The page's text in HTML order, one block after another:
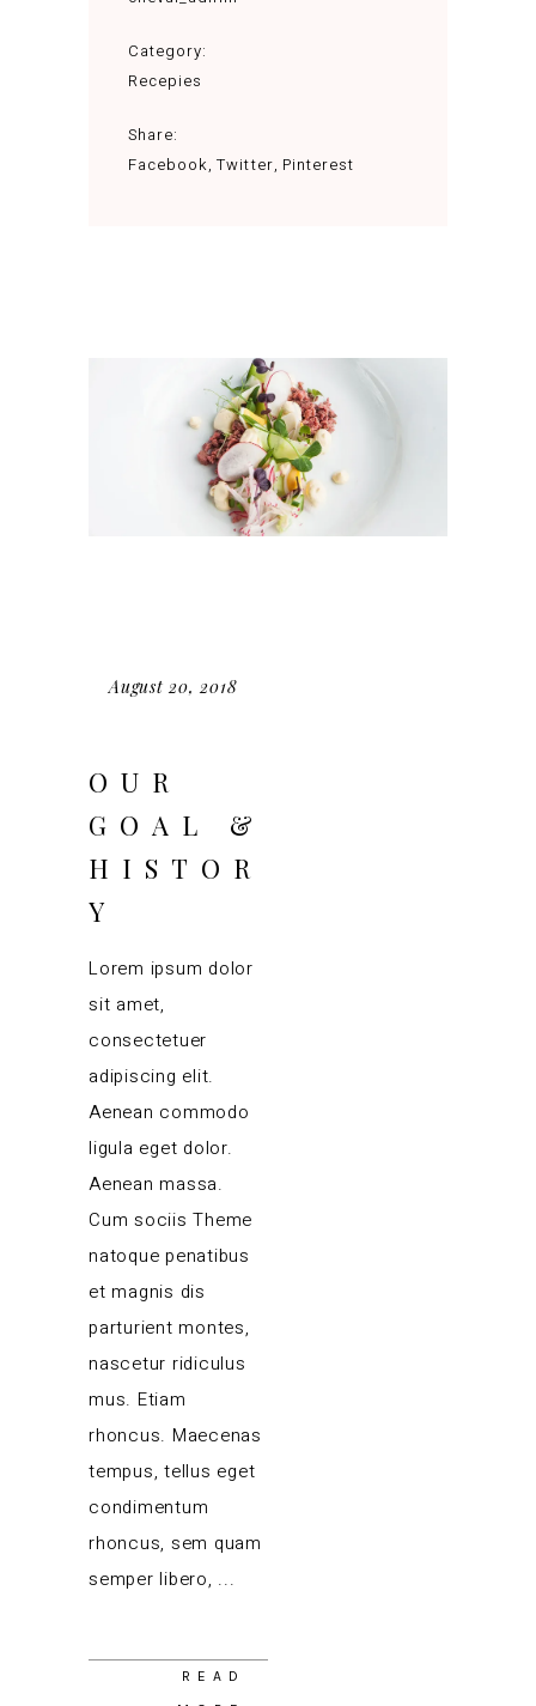
Category:
Recepies
Share:
Facebook Twitter Pinterest
August 20, 2018
OUR
GOAL &
HISTOR
Y
Lorem ipsum dolor
sit amet,
consectetuer
adipiscing elit.
Aenean commodo
ligula eget dolor.
Aenean massa.
Cum sociis Theme
natoque penatibus
et magnis dis
parturient montes,
nascetur ridiculus
mus. Etiam
rhoncus. Maecenas
tempus, tellus eget
condimentum
rhoncus, sem quam
semper libero,
READ